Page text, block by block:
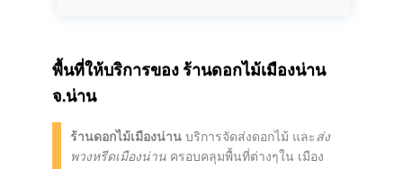
พื้นที่ให้บริการของ ร้านดอกไม้เมืองน่าน
จ.น่าน
ร้านดอกไม้เมืองน่าน บริการจัดส่งดอกไม้ และ ส่ง
พวงหรีดเมืองน่าน ครอบคลุมพื้นที่ต่างๆใน เมือง